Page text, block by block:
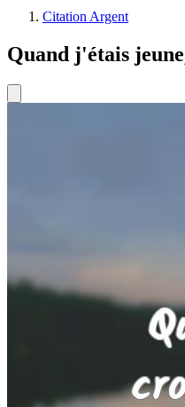
Citation Argent
Quand j'étais